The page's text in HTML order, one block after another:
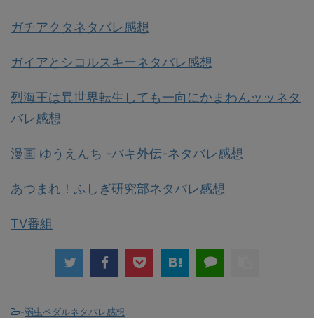
ガチアクタネタバレ感想
ガイアとシコルスキーネタバレ感想
烈海王は異世界転生しても一向にかまわんッッネタ
バレ感想
漫画 ゆうえんち -バキ外伝-ネタバレ感想
あつまれ！ふしぎ研究部ネタバレ感想
TV番組
-弱虫ペダルネタバレ感想